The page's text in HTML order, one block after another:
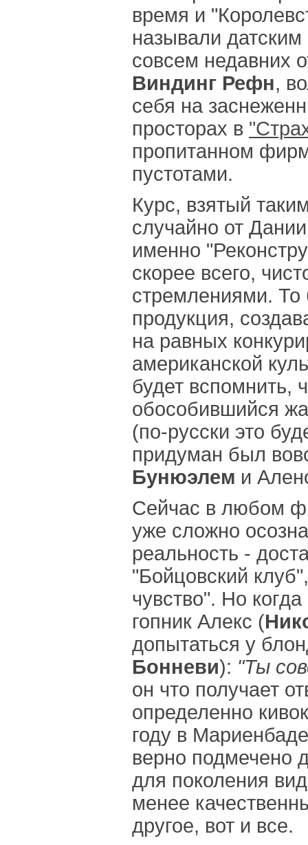
время и
называли
совсем недавних
Виндинг Рефн,
себя на
просторах в
пропитанном
пустотами.
Курс, взятый
случайно от
именно
скорее всего,
стремлениями. То
продукция,
на равных
американской
будет вспомнить,
обособившийся
(по-русски это
придуман был
Бунюэлем и
Сейчас в любом
уже сложно
реальность -
"Бойцовский
чувство". Но
гопник Алекс (
допытаться у
Бонневи): "Ты
он что получает
определенно
году в
верно подмечено
для поколения
менее
другое, вот и все.